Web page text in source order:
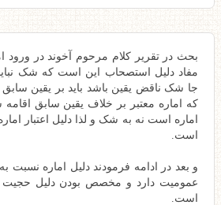
بحث در تقریر کلام مرحوم آخوند در ورود
مفاد دلیل استصحاب این است که شک
جا شک ناقض یقین باشد باید بر یقین
که اماره معتبر بر خلاف یقین سابق
اماره است نه به شک و لذا دلیل اعتبار
است.
و بعد در ادامه فرمودند دلیل اماره
عمومیت دارد و مخصص بودن دلیل حجیت
است.